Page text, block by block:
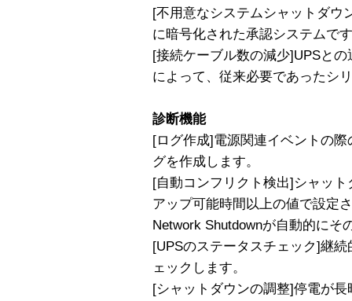
[不用意なシステムシャットダウ
に暗号化された承認システムで
[接続ケーブル数の減少]UPSと
によって、従来必要であったシ
診断機能
[ログ作成]電源関連イベントの
グを作成します。
[自動コンフリクト検出]シャッ
アップ可能時間以上の値で設定
Network Shutdownが自動的にそ
[UPSのステータスチェック]継
ェックします。
[シャットダウンの調整]停電が